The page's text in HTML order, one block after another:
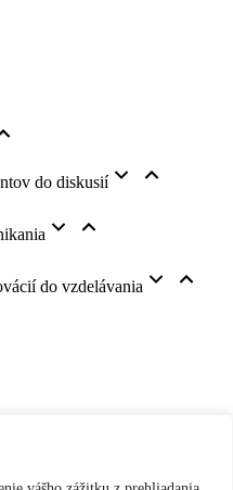
do diskusií
do vzdelávania